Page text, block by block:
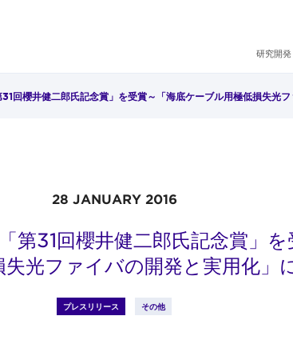
研究開発
回櫻井健二郎氏記念賞」を受賞～「海底ケーブル用極低損失光
28 JANUARY 2016
第31回櫻井健二郎氏記念賞」
光ファイバの開発と実用化」
プレスリリース その他